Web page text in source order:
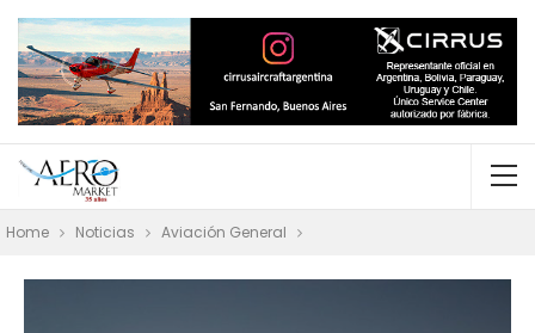
Home Noticias Aviación General